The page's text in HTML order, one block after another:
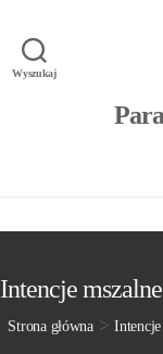
Wyszukaj
Intencje
Strona główna>